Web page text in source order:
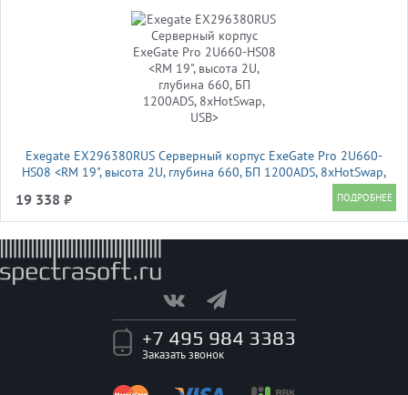
Exegate EX296380RUS Серверный корпус ExeGate Pro 2U660-
HS08 <RM 19", высота 2U, глубина 660, БП 1200ADS, 8xHotSwap,
19 338 ₽
+7 495 984 3383
Заказать звонок